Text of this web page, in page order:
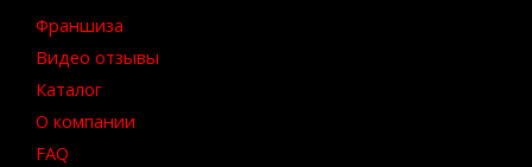
Франшиза
Видео отзывы
Каталог
О компании
FAQ